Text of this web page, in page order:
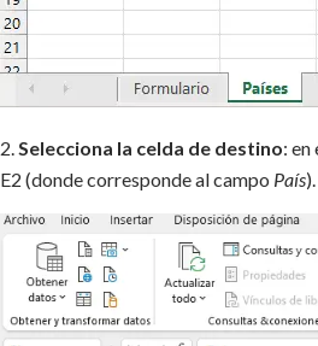
2.Selecciona la celda de destino:
E2 (donde corresponde al campo País).